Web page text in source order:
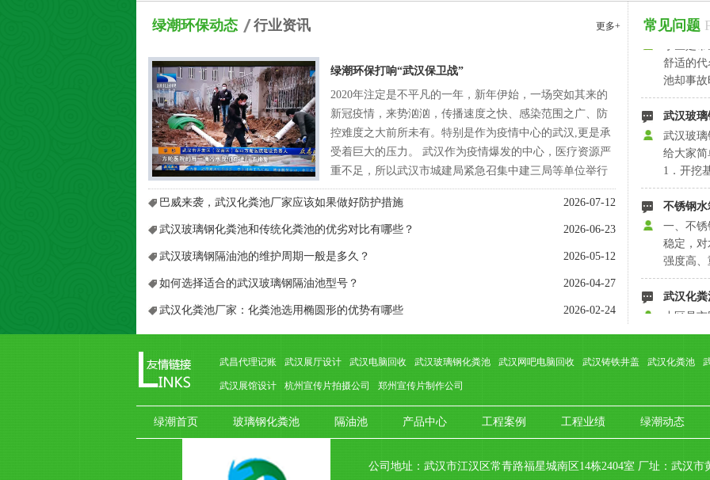
绿潮环保动态 行业资讯 更多+
绿潮环保打响“武汉保卫战”
2020年注定是不平凡的一年，新年伊始，一场突如其来的
新冠疫情，来势汹汹，传播速度之快、感染范围之广、防
控难度之大前所未有。特别是作为疫情中心的武汉,更是承
受着巨大的压力。 武汉作为疫情爆发的中心，医疗资源严
重不足，所以武汉市城建局紧急召集中建三局等单位举行
专题会议，要求参照2003年抗击非典期间北京小汤山医院
模式，在武汉职工疗养院建设一座专门医院——武汉火神
山医院 ，火...
2026-07-12
巴威来袭，武汉化粪池厂家应该如果做好防护措施
2026-06-23
武汉玻璃钢化粪池和传统化粪池的优劣对比有哪些？
2026-05-12
武汉玻璃钢隔油池的维护周期一般是多久？
2026-04-27
如何选择适合的武汉玻璃钢隔油池型号？
2026-02-24
武汉化粪池厂家：化粪池选用椭圆形的优势有哪些
常见问题
池却事
生活上
粪池型
水量，
杂质的
粪池一
武汉玻
武汉玻
给大家
1．开挖
池设置
位。3．
内灌满
角石块
夯实。
地下水
不锈钢
一、不
稳定，
强度高
洁美观
好。5、
箱适用
机关、
电子工
含量高
武汉化
小区是
舒适的
池却事
介绍小
水量，
武汉玻
给大家
池设置
位。3．
内灌满
夯实。
不锈钢
一、不
稳定，
武昌代理记账 武汉展厅设计 武汉电脑回收 武汉玻璃钢化粪池 武汉网吧电脑回收 武汉铸铁井盖 武汉化粪池
武汉展馆设计 杭州宣传片拍摄公司 郑州宣传片制作公司
绿潮首页 玻璃钢化粪池 隔油池 产品中心 工程案例 工程业绩 绿潮动态
公司地址：武汉市江汉区常青路福星城南区14栋2404室 厂址：武汉